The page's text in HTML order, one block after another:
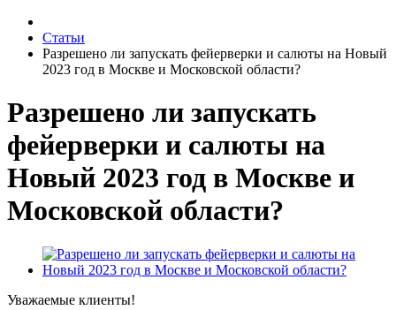
Статьи
Разрешено ли запускать фейерверки и салюты на Новый
2023 год в Москве и Московской области?
Разрешено ли запускать
фейерверки и салюты на
Новый 2023 год в Москве и
Московской области?
Уважаемые клиенты!